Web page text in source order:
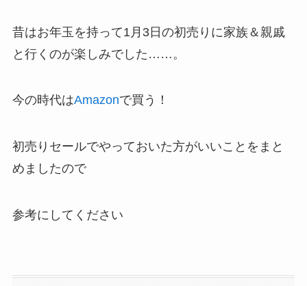
昔はお年玉を持って1月3日の初売りに家族＆親戚
と行くのが楽しみでした……。
今の時代はAmazonで買う！
初売りセールでやっておいた方がいいことをまと
めましたので
参考にしてください